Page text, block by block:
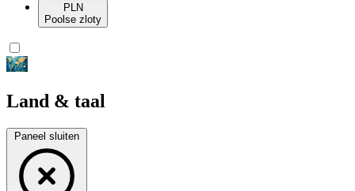
PLN
Poolse zloty
Land & taal
Paneel sluiten